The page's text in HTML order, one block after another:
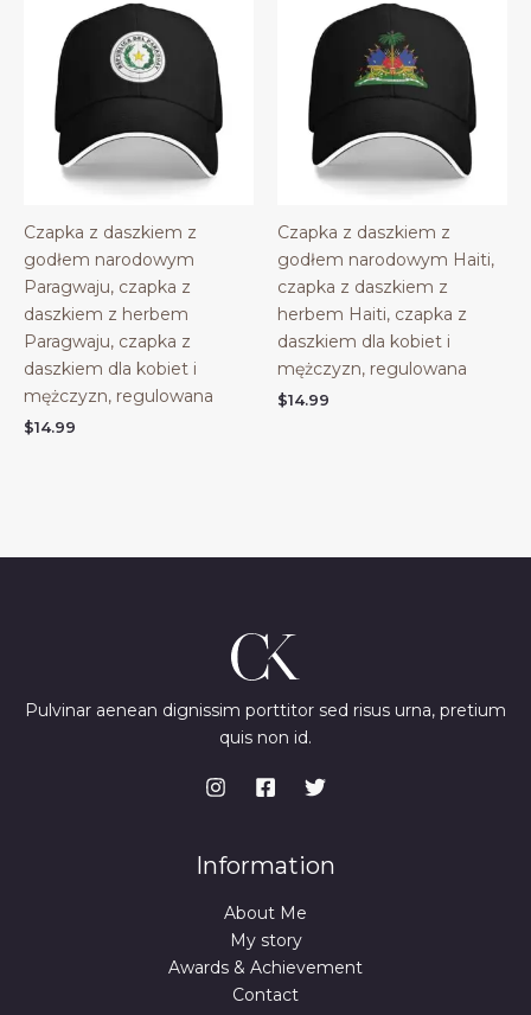
Czapka z daszkiem z
godłem narodowym
Paragwaju, czapka z
daszkiem z herbem
Paragwaju, czapka z
daszkiem dla kobiet i
mężczyzn, regulowana
$14.99
Czapka z daszkiem z
godłem narodowym Haiti,
czapka z daszkiem z
herbem Haiti, czapka z
daszkiem dla kobiet i
mężczyzn, regulowana
$14.99
Pulvinar aenean dignissim porttitor sed risus urna, pretium
quis non id.
Information
About Me
My story
Awards & Achievement
Contact